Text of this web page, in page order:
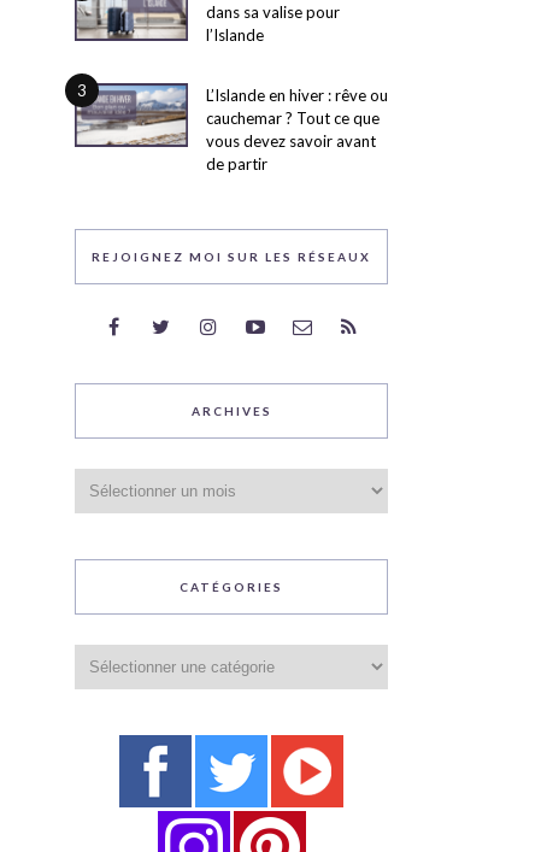
dans sa valise pour
l’Islande
3
L’Islande en hiver : rêve ou
cauchemar ? Tout ce que
vous devez savoir avant
de partir
REJOIGNEZ MOI SUR LES RÉSEAUX
ARCHIVES
CATÉGORIES